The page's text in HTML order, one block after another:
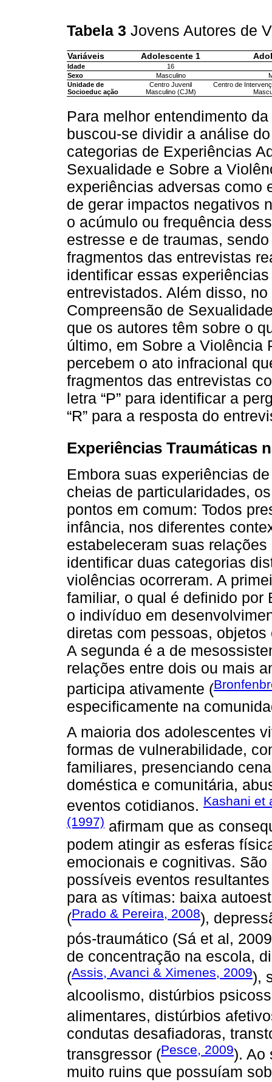
Tabela 3 Jovens Autores de
Variáveis Adolescente 1
Idade
16
Sexo
Masculino
Unidade de
Socioeduc ação
Centro Juvenil
Masculino (CJM)
Centro de
Para melhor entendimento
buscou-se dividir a análise
categorias de Experiências
Sexualidade e Sobre a
experiências adversas como
de gerar impactos negativos
o acúmulo ou frequência
estresse e de traumas,
fragmentos das entrevistas
identificar essas
entrevistados. Além disso,
Compreensão de
que os autores têm sobre o
último, em Sobre a Violência
percebem o ato infracional
fragmentos das entrevistas
letra “P” para identificar a
“R” para a resposta do
Experiências Traumáticas
Embora suas experiências
cheias de particularidades,
pontos em comum: Todos
infância, nos diferentes
estabeleceram suas
identificar duas categorias
violências ocorreram. A
familiar, o qual é definido por
o indivíduo em
diretas com pessoas,
A segunda é a de
relações entre dois ou mais
participa ativamente (
especificamente na
A maioria dos adolescentes
formas de vulnerabilidade,
familiares, presenciando
doméstica e comunitária,
eventos cotidianos. Kashani et
(1997) afirmam que as
podem atingir as esferas
emocionais e cognitivas.
possíveis eventos
para as vítimas: baixa
(Prado & Pereira, 2008),
pós-traumático (Sá et al,
de concentração na escola,
(Assis, Avanci & Ximenes, 2009),
alcoolismo, distúrbios
alimentares, distúrbios
condutas desafiadoras,
transgressor (Pesce, 2009). Ao
muito ruins que possuíam